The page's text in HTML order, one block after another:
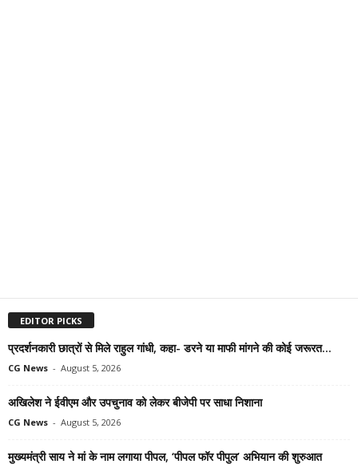
EDITOR PICKS
प्रदर्शनकारी छात्रों से मिले राहुल गांधी, कहा- डरने या माफी मांगने की कोई जरूरत...
CG News - August 5, 2026
अखिलेश ने ईवीएम और उपचुनाव को लेकर बीजेपी पर साधा निशाना
CG News - August 5, 2026
मुख्यमंत्री साय ने मां के नाम लगाया पीपल, ‘पीपल फॉर पीपुल’ अभियान की शुरुआत